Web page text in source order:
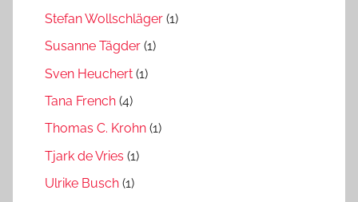
Stefan Wollschläger (1)
Susanne Tägder (1)
Sven Heuchert (1)
Tana French (4)
Thomas C. Krohn (1)
Tjark de Vries (1)
Ulrike Busch (1)